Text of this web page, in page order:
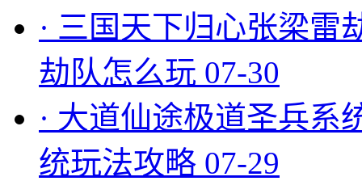
· 三国天下归心张梁雷
劫队怎么玩 07-30
· 大道仙途极道圣兵系
统玩法攻略 07-29